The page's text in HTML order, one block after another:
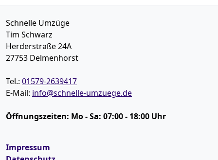
Schnelle Umzüge
Tim Schwarz
Herderstraße 24A
27753 Delmenhorst
Tel.: 01579-2639417
E-Mail: info@schnelle-umzuege.de
Öffnungszeiten: Mo - Sa: 07:00 - 18:00 Uhr
Impressum